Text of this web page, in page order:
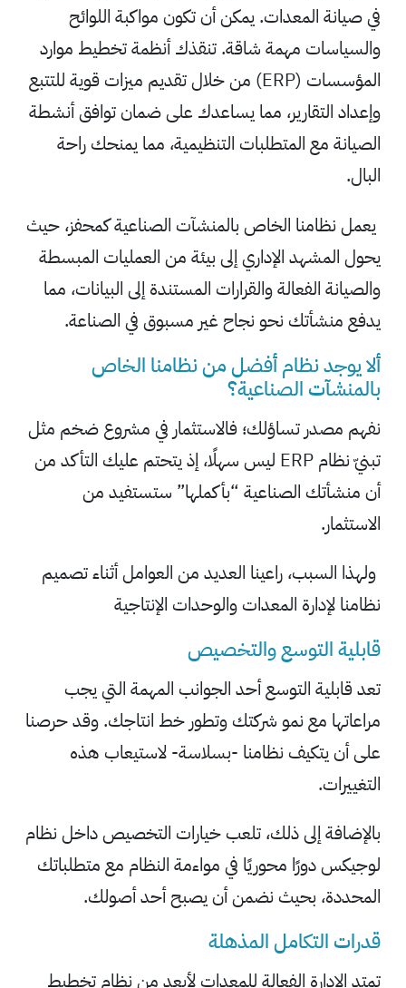
في صيانة المعدات. يمكن أن تكون مواكبة اللوائح
والسياسات مهمة شاقة. تنقذك أنظمة تخطيط موارد
المؤسسات (ERP) من خلال تقديم ميزات قوية للتتبع
وإعداد التقارير، مما يساعدك على ضمان توافق أنشطة
الصيانة مع المتطلبات التنظيمية، مما يمنحك راحة
البال.
يعمل نظامنا الخاص بالمنشآت الصناعية كمحفز، حيث
يحول المشهد الإداري إلى بيئة من العمليات المبسطة
والصيانة الفعالة والقرارات المستندة إلى البيانات، مما
يدفع منشأتك نحو نجاح غير مسبوق في الصناعة.
ألا يوجد نظام أفضل من نظامنا الخاص
بالمنشآت الصناعية؟
نفهم مصدر تساؤلك؛ فالاستثمار في مشروع ضخم مثل
تبنيّ نظام ERP ليس سهلًا، إذ يتحتم عليك التأكد من
أن منشأتك الصناعية “بأكملها” ستستفيد من
الاستثمار.
ولهذا السبب، راعينا العديد من العوامل أثناء تصميم
نظامنا لإدارة المعدات والوحدات الإنتاجية
قابلية التوسع والتخصيص
تعد قابلية التوسع أحد الجوانب المهمة التي يجب
مراعاتها مع نمو شركتك وتطور خط انتاجك. وقد حرصنا
على أن يتكيف نظامنا -بسلاسة- لاستيعاب هذه
التغييرات.
بالإضافة إلى ذلك، تلعب خيارات التخصيص داخل نظام
لوجيكس دورًا محوريًا في مواءمة النظام مع متطلباتك
المحددة، بحيث نضمن أن يصبح أحد أصولك.
قدرات التكامل المذهلة
تمتد الإدارة الفعالة للمعدات لأبعد من نظام تخطيط